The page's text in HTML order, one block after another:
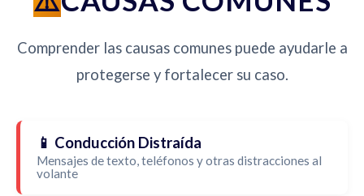
Comprender las causas comunes puede ayudarle a
protegerse y fortalecer su caso.
📱 Conducción Distraída
Mensajes de texto, teléfonos y otras distracciones al
volante